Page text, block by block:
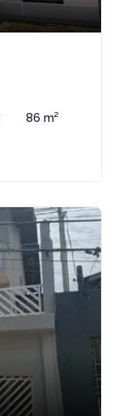
86 m²